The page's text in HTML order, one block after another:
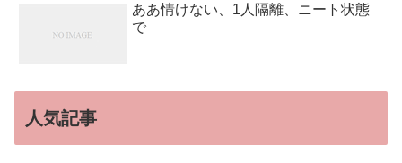
ああ情けない、1人隔離、ニート状態
で
人気記事